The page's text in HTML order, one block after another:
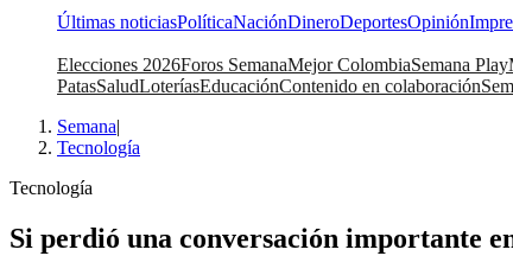
Últimas noticiasPolíticaNaciónDineroDeportesOpinión
Elecciones 2026Foros SemanaMejor ColombiaSemana Play
PatasSaludLoteríasEducaciónContenido en colaboración
Semana|
Tecnología
Tecnología
Si perdió una conversación importante